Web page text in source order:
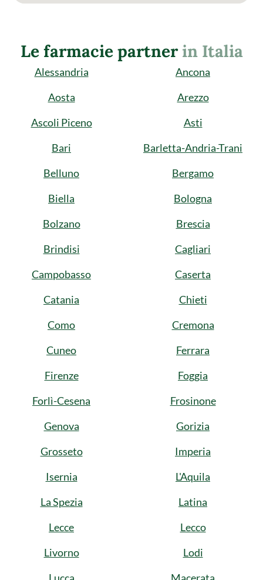
Le farmacie partnerin Italia
Alessandria
Ancona
Aosta
Arezzo
Ascoli Piceno
Asti
Bari
Barletta-Andria-Trani
Belluno
Bergamo
Biella
Bologna
Bolzano
Brescia
Brindisi
Cagliari
Campobasso
Caserta
Catania
Chieti
Como
Cremona
Cuneo
Ferrara
Firenze
Foggia
Forlì-Cesena
Frosinone
Genova
Gorizia
Grosseto
Imperia
Isernia
L'Aquila
La Spezia
Latina
Lecce
Lecco
Livorno
Lodi